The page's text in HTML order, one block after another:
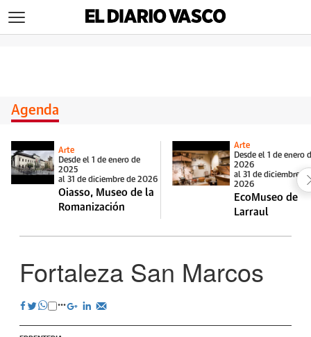
Agenda
Arte
Desde el 1 de enero de
2025
al 31 de diciembre de 2026
Oiasso, Museo de la
Romanización
Arte
Desde el 1 de enero
2026
al 31 de diciembre de
2026
EcoMuseo de
Larraul
Fortaleza San Marcos